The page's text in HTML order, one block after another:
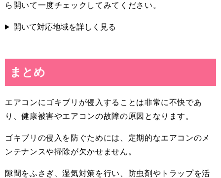
ら開いて一度チェックしてみてください。
開いて対応地域を詳しく見る
まとめ
エアコンにゴキブリが侵入することは非常に不快であ
り、健康被害やエアコンの故障の原因となります。
ゴキブリの侵入を防ぐためには、定期的なエアコンのメ
ンテナンスや掃除が欠かせません。
隙間をふさぎ、湿気対策を行い、防虫剤やトラップを活